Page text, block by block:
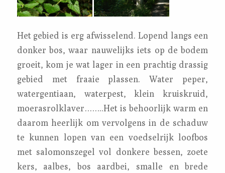
Het gebied is erg afwisselend. Lopend langs een
donker bos, waar nauwelijks iets op de bodem
groeit, kom je wat lager in een prachtig drassig
gebied met fraaie plassen. Water peper,
watergentiaan, waterpest, klein kruiskruid,
moerasrolklaver……..Het is behoorlijk warm en
daarom heerlijk om vervolgens in de schaduw
te kunnen lopen van een voedselrijk loofbos
met salomonszegel vol donkere bessen, zoete
kers, aalbes, bos aardbei, smalle en brede